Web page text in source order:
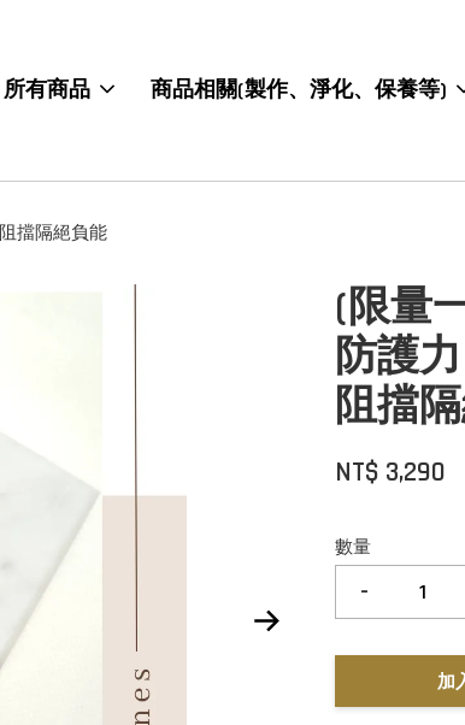
所有商品 商品相關(製作、淨化、保養等)
擋隔絕負能
(限量
防護
阻擋
NT$ 3,290
數量
-
加